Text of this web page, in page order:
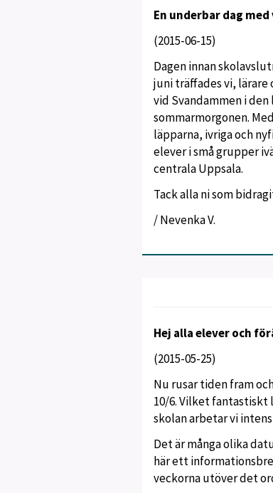
En underbar dag
(2015-06-15)
Dagen innan
juni träffades vi, lärare
vid Svandammen i
sommarmorgonen.
läpparna, ivriga och
elever i små grupper
centrala Uppsala.
Tack alla ni som
/ Nevenka V.
Hej alla elever och
(2015-05-25)
Nu rusar tiden fram
10/6. Vilket fantastiskt
skolan arbetar vi
Det är många olika
här ett
veckorna utöver det